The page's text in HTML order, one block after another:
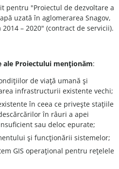
pentru "Proiectul de dezvoltare a
uzată în aglomerarea Snagov,
– 2020" (contract de servicii).
Proiectului menţionăm:
de viaţă umană şi
infrastructurii existente vechi;
în ceea ce priveşte staţiile
în râuri a apei
sau deloc epurate;
şi funcţionării sistemelor;
GIS operaţional pentru reţelele